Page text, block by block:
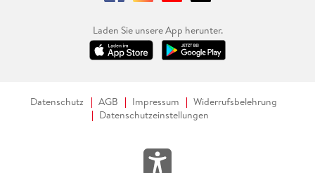
Laden Sie unsere App herunter.
Datenschutz AGB Impressum
Widerrufsbelehrung
Datenschutzeinstellungen